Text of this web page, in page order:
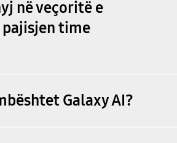
në veçoritë e
pajisjen time
Galaxy AI?